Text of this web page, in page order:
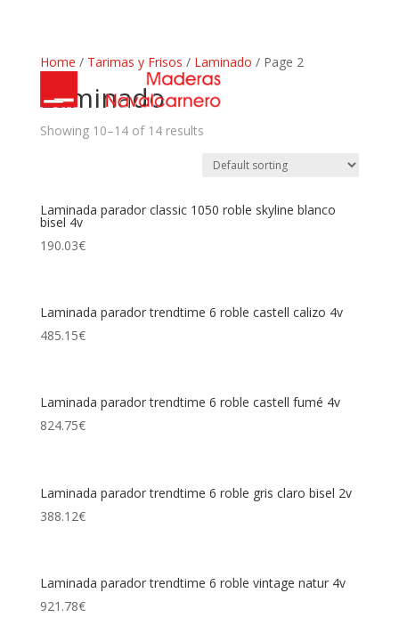
Home / Tarimas y Frisos / Laminado / Page 2
Laminado
Showing 10–14 of 14 results
Laminada parador classic 1050 roble skyline blanco
bisel 4v
190.03€
Laminada parador trendtime 6 roble castell calizo 4v
485.15€
Laminada parador trendtime 6 roble castell fumé 4v
824.75€
Laminada parador trendtime 6 roble gris claro bisel 2v
388.12€
Laminada parador trendtime 6 roble vintage natur 4v
921.78€